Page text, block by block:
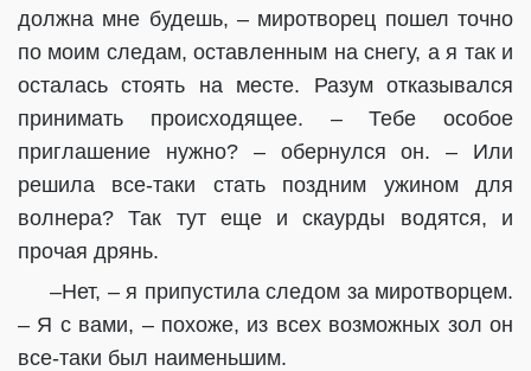
должна мне будешь, – миротворец пошел точно
по моим следам, оставленным на снегу, а я так и
осталась стоять на месте. Разум отказывался
принимать происходящее. – Тебе особое
приглашение нужно? – обернулся он. – Или
решила все-таки стать поздним ужином для
волнера? Так тут еще и скаурды водятся, и
прочая дрянь.
–Нет, – я припустила следом за миротворцем.
– Я с вами, – похоже, из всех возможных зол он
все-таки был наименьшим.